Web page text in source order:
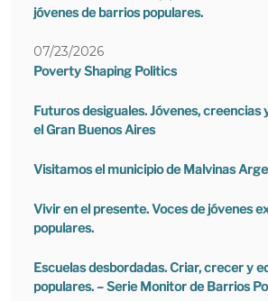
jóvenes de barrios populares.
07/23/2026
Poverty Shaping Politics
Futuros desiguales. Jóvenes,
el Gran Buenos Aires
Visitamos el municipio de Malvinas
Vivir en el presente. Voces de jóvenes
populares.
Escuelas desbordadas. Criar, crecer y
populares. – Serie Monitor de Barrios